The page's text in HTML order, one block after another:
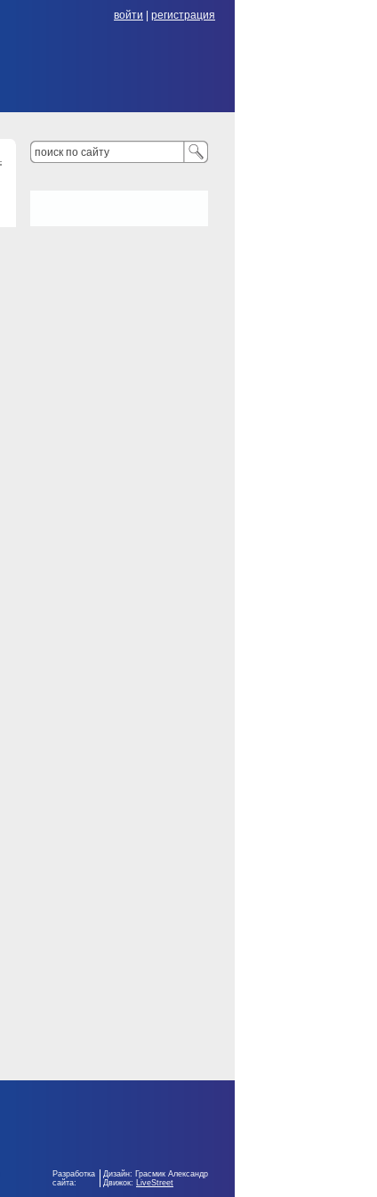
войти регистрация
Разработка
сайта:
Дизайн: Грасмик Александр
Движок: LiveStreet